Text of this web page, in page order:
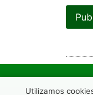
Utilizamos